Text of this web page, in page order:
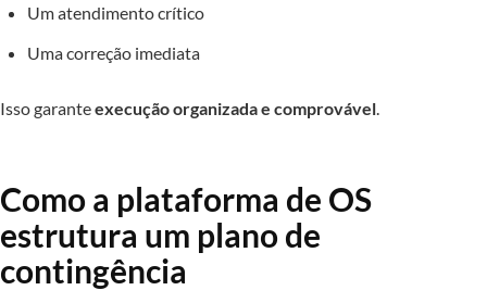
Um atendimento crítico
Uma correção imediata
Isso garanteexecução organizada e comprovável.
Como a plataforma de OS
estrutura um plano de
contingência